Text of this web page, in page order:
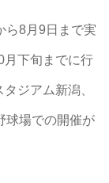
8月9日まで実
月下旬までに行
ジアム新潟、
球場での開催が